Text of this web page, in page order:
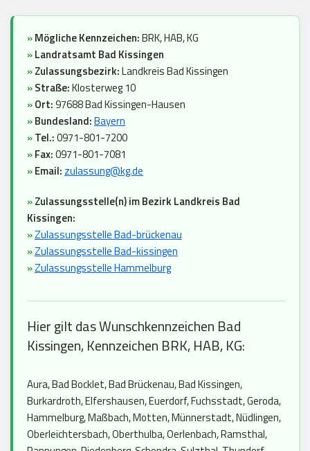
»Mögliche Kennzeichen:BRK, HAB, KG
»Landratsamt Bad Kissingen
»Zulassungsbezirk:Landkreis Bad Kissingen
»Straße:Klosterweg 10
»Ort:97688 Bad Kissingen-Hausen
»Bundesland:Bayern
»Tel.:0971-801-7200
»Fax:0971-801-7081
»Email: zulassung@kg.de
»Zulassungsstelle(n) im Bezirk Landkreis Bad
Kissingen:
»Zulassungsstelle Bad-brückenau
»Zulassungsstelle Bad-kissingen
»Zulassungsstelle Hammelburg
Hier gilt das Wunschkennzeichen Bad
Kissingen, Kennzeichen BRK, HAB, KG:
Aura, Bad Bocklet, Bad Brückenau, Bad Kissingen,
Burkardroth, Elfershausen, Euerdorf, Fuchsstadt, Geroda,
Hammelburg, Maßbach, Motten, Münnerstadt, Nüdlingen,
Oberleichtersbach, Oberthulba, Oerlenbach, Ramsthal,